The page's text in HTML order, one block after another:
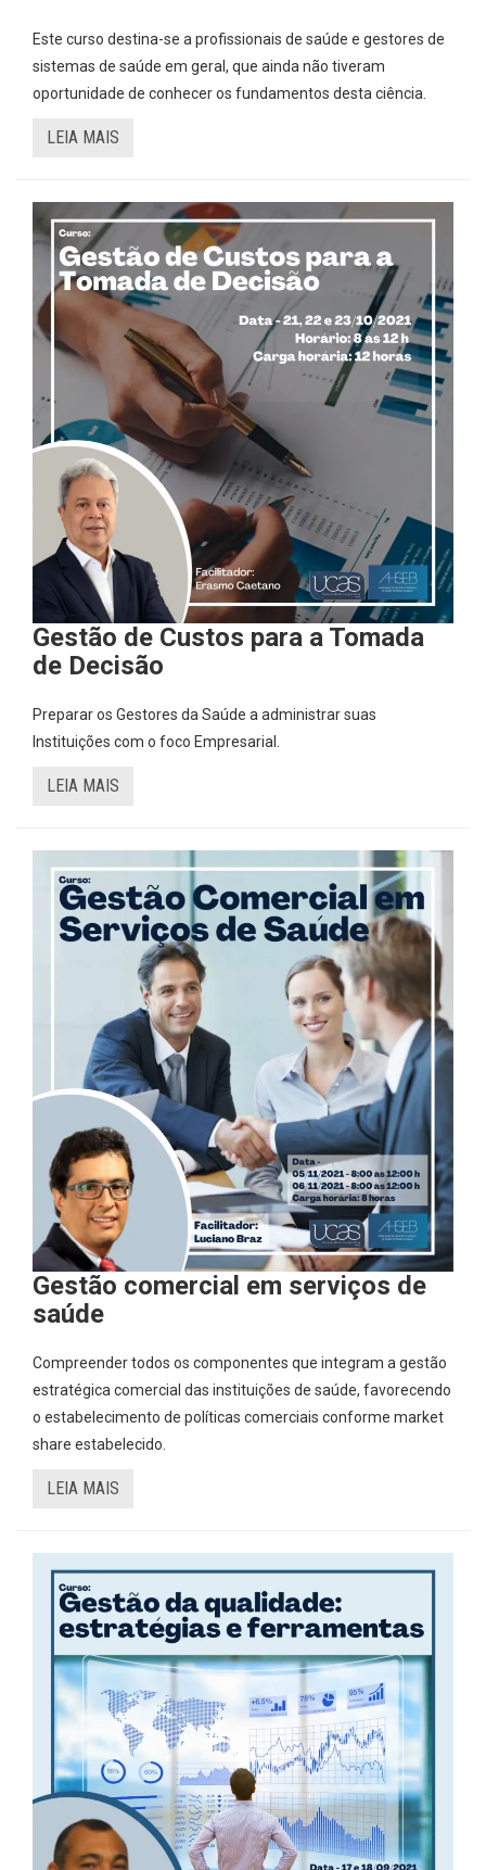
Este curso destina-se a profissionais de saúde e gestores de
sistemas de saúde em geral, que ainda não tiveram
oportunidade de conhecer os fundamentos desta ciência.
LEIA MAIS
Gestão de Custos para a Tomada
de Decisão
Preparar os Gestores da Saúde a administrar suas
Instituições com o foco Empresarial.
LEIA MAIS
Gestão comercial em serviços de
saúde
Compreender todos os componentes que integram a gestão
estratégica comercial das instituições de saúde, favorecendo
o estabelecimento de políticas comerciais conforme market
share estabelecido.
LEIA MAIS